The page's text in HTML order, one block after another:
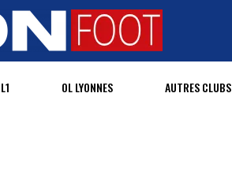
OL LYONNES AUTRES CLUBS